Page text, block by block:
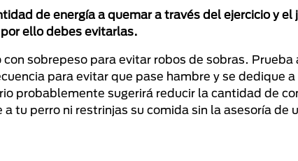
de energía a quemar a través del ejercicio y el
ello debes evitarlas.
sobrepeso para evitar robos de sobras. Prueba
para evitar que pase hambre y se dedique
probablemente sugerirá reducir la cantidad de
tu perro ni restrinjas su comida sin la asesoría de